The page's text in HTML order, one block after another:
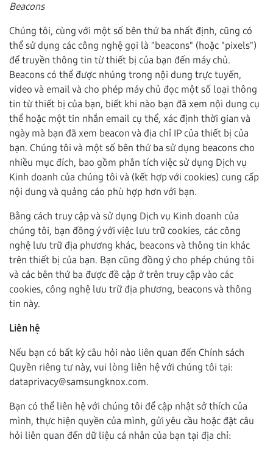
Beacons
Chúng tôi, cùng với một số bên thứ ba nhất định, cũng có
thể sử dụng các công nghệ gọi là "beacons" (hoặc "pixels")
để truyền thông tin từ thiết bị của bạn đến máy chủ.
Beacons có thể được nhúng trong nội dung trực tuyến,
video và email và cho phép máy chủ đọc một số loại thông
tin từ thiết bị của bạn, biết khi nào bạn đã xem nội dung cụ
thể hoặc một tin nhắn email cụ thể, xác định thời gian và
ngày mà bạn đã xem beacon và địa chỉ IP của thiết bị của
bạn. Chúng tôi và một số bên thứ ba sử dụng beacons cho
nhiều mục đích, bao gồm phân tích việc sử dụng Dịch vụ
Kinh doanh của chúng tôi và (kết hợp với cookies) cung cấp
nội dung và quảng cáo phù hợp hơn với bạn.
Bằng cách truy cập và sử dụng Dịch vụ Kinh doanh của
chúng tôi, bạn đồng ý với việc lưu trữ cookies, các công
nghệ lưu trữ địa phương khác, beacons và thông tin khác
trên thiết bị của bạn. Bạn cũng đồng ý cho phép chúng tôi
và các bên thứ ba được đề cập ở trên truy cập vào các
cookies, công nghệ lưu trữ địa phương, beacons và thông
tin này.
Liên hệ
Nếu bạn có bất kỳ câu hỏi nào liên quan đến Chính sách
Quyền riêng tư này, vui lòng liên hệ với chúng tôi tại:
dataprivacy@samsungknox.com.
Bạn có thể liên hệ với chúng tôi để cập nhật sở thích của
mình, thực hiện quyền của mình, gửi yêu cầu hoặc đặt câu
hỏi liên quan đến dữ liệu cá nhân của bạn tại địa chỉ: